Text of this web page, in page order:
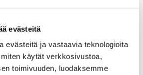
evästeitä
evästeitä ja vastaavia teknologioita
käytät verkkosivustoa,
toimivuuden, luodaksemme